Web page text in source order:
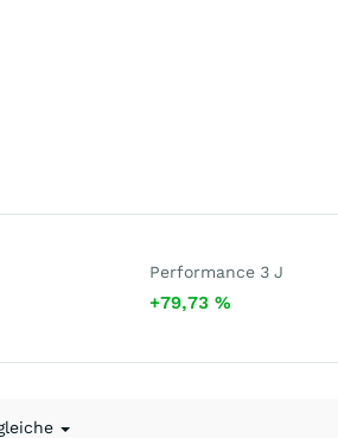
Performance 3 J
+79,73%